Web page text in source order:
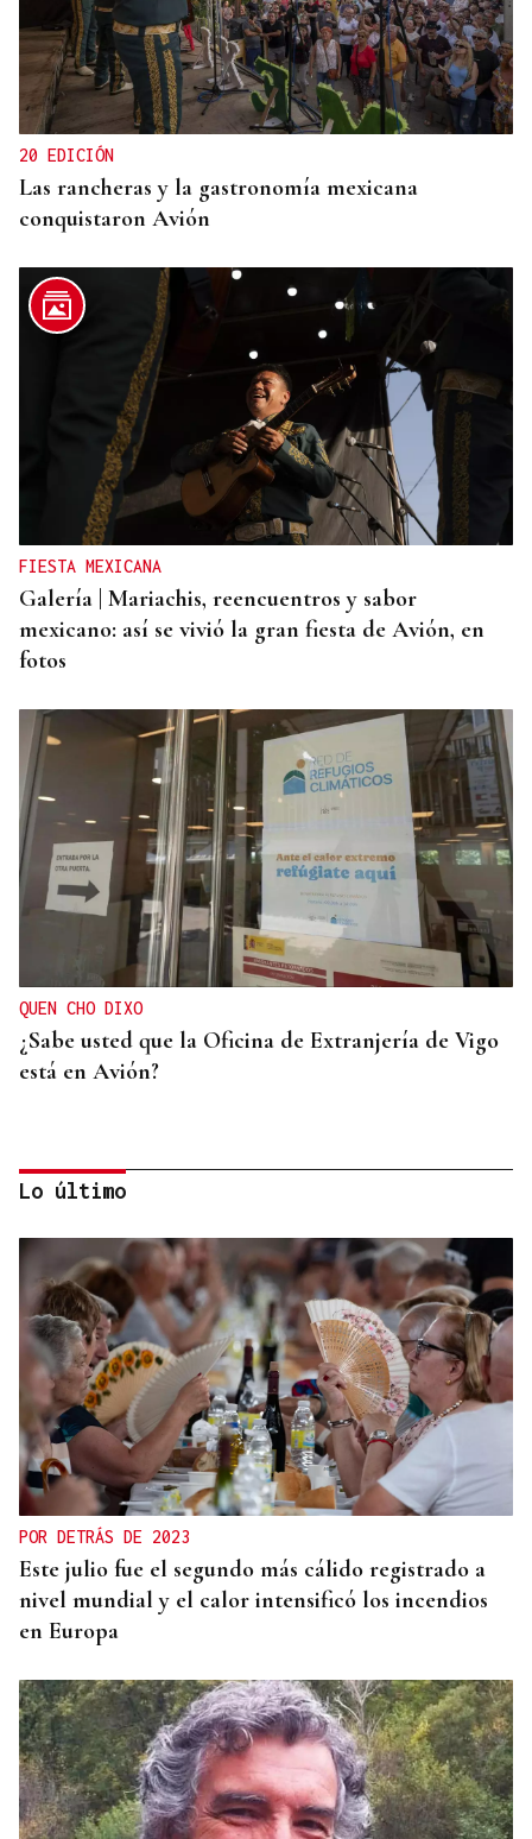
20 EDICIÓN
Las rancheras y la gastronomía mexicana
conquistaron Avión
FIESTA MEXICANA
Galería | Mariachis, reencuentros y sabor
mexicano: así se vivió la gran fiesta de Avión, en
fotos
QUEN CHO DIXO
¿Sabe usted que la Oficina de Extranjería de Vigo
está en Avión?
Avión se moviliza para dar a conocer el
patrimonio cultural
Lo último
POR DETRÁS DE 2023
Este julio fue el segundo más cálido registrado a
nivel mundial y el calor intensificó los incendios
en Europa